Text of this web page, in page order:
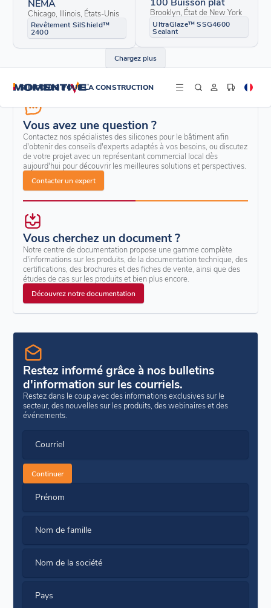
NEMA
Chicago, Illinois, États-Unis
Revêtement SilShield™
2400
Brooklyn, État de New York
UltraGlaze™ SSG4600
Sealant
Chargez plus
SILICONES POUR LA CONSTRUCTION
Vous avez une question ?
Contactez nos spécialistes des silicones pour le bâtiment afin
d'obtenir des conseils d'experts adaptés à vos besoins, ou discutez
de votre projet avec un représentant commercial local dès
aujourd'hui pour découvrir les meilleures solutions et perspectives.
Contacter un expert
Vous cherchez un document ?
Notre centre de documentation propose une gamme complète
d'informations sur les produits, de la documentation technique, des
certifications, des brochures et des fiches de vente, ainsi que des
études de cas sur les produits et bien plus encore.
Découvrez notre documentation
Restez informé grâce à nos bulletins
d'information sur les courriels.
Restez dans le coup avec des informations exclusives sur le
secteur, des nouvelles sur les produits, des webinaires et des
événements.
Courriel
Continuer
Prénom
Nom de famille
Nom de la société
Pays